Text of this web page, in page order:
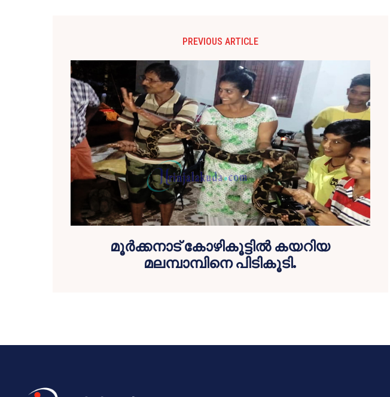
PREVIOUS ARTICLE
മൂര്‍ക്കനാട് കോഴികൂട്ടില്‍ കയറിയ
മലമ്പാമ്പിനെ പിടികൂടി.